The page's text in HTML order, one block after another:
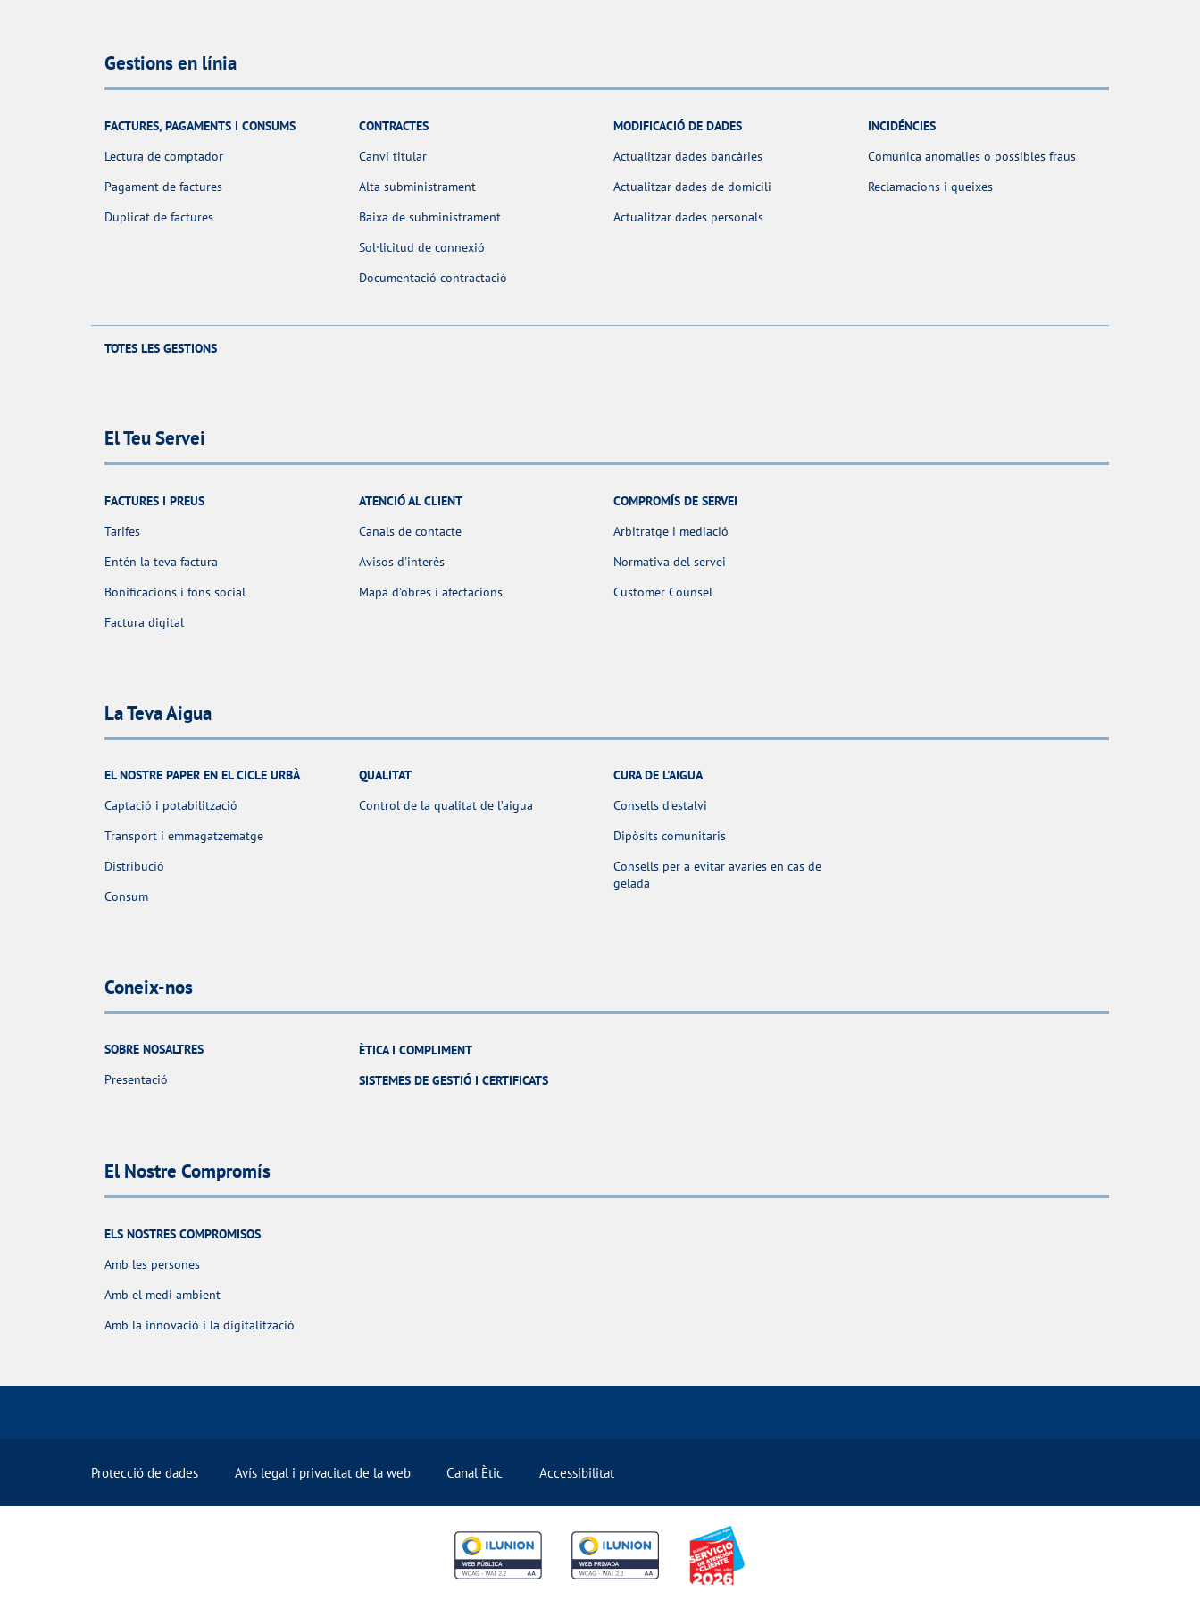
Gestions en línia
FACTURES, PAGAMENTS I CONSUMS
Lectura de comptador
Pagament de factures
Duplicat de factures
CONTRACTES
Canvi titular
Alta subministrament
Baixa de subministrament
Sol·licitud de connexió
Documentació contractació
MODIFICACIÓ DE DADES
Actualitzar dades bancàries
Actualitzar dades de domicili
Actualitzar dades personals
INCIDÉNCIES
Comunica anomalies o possibles fraus
Reclamacions i queixes
TOTES LES GESTIONS
El Teu Servei
FACTURES I PREUS
Tarifes
Entén la teva factura
Bonificacions i fons social
Factura digital
ATENCIÓ AL CLIENT
Canals de contacte
Avisos d'interès
Mapa d'obres i afectacions
COMPROMÍS DE SERVEI
Arbitratge i mediació
Normativa del servei
Customer Counsel
La Teva Aigua
EL NOSTRE PAPER EN EL CICLE URBÀ
Captació i potabilització
Transport i emmagatzematge
Distribució
Consum
QUALITAT
Control de la qualitat de l’aigua
CURA DE L'AIGUA
Consells d'estalvi
Dipòsits comunitaris
Consells per a evitar avaries en cas de
gelada
Coneix-nos
SOBRE NOSALTRES
Presentació
ÈTICA I COMPLIMENT
SISTEMES DE GESTIÓ I CERTIFICATS
El Nostre Compromís
ELS NOSTRES COMPROMISOS
Amb les persones
Amb el medi ambient
Amb la innovació i la digitalització
Protecció de dades Avís legal i privacitat de la web Canal Ètic Accessibilitat